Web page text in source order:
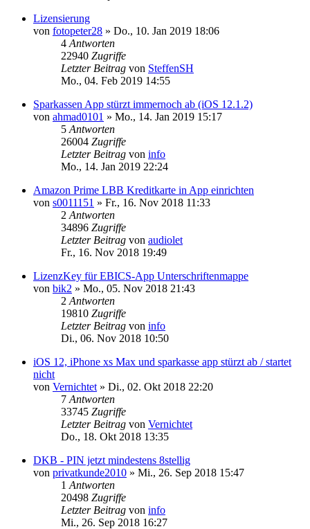
Lizensierung
von fotopeter28 » Do., 10. Jan 2019 18:06
4 Antworten
22940 Zugriffe
Letzter Beitrag von SteffenSH
Mo., 04. Feb 2019 14:55
Sparkassen App stürzt immernoch ab (iOS 12.1.2)
von ahmad0101 » Mo., 14. Jan 2019 15:17
5 Antworten
26004 Zugriffe
Letzter Beitrag von info
Mo., 14. Jan 2019 22:24
Amazon Prime LBB Kreditkarte in App einrichten
von s0011151 » Fr., 16. Nov 2018 11:33
2 Antworten
34896 Zugriffe
Letzter Beitrag von audiolet
Fr., 16. Nov 2018 19:49
LizenzKey für EBICS-App Unterschriftenmappe
von bik2 » Mo., 05. Nov 2018 21:43
2 Antworten
19810 Zugriffe
Letzter Beitrag von info
Di., 06. Nov 2018 10:50
iOS 12, iPhone xs Max und sparkasse app stürzt ab / startet
nicht
von Vernichtet » Di., 02. Okt 2018 22:20
7 Antworten
33745 Zugriffe
Letzter Beitrag von Vernichtet
Do., 18. Okt 2018 13:35
DKB - PIN jetzt mindestens 8stellig
von privatkunde2010 » Mi., 26. Sep 2018 15:47
1 Antworten
20498 Zugriffe
Letzter Beitrag von info
Mi., 26. Sep 2018 16:27